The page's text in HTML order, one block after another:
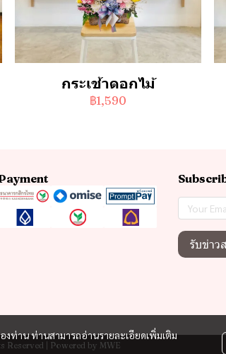
กระเช้าดอกไม้
฿1,590
ท่าน ท่านสามารถอ่านรายละเอียดเพิ่มเติม
รับข่าว
Reserved | Powered by MWE